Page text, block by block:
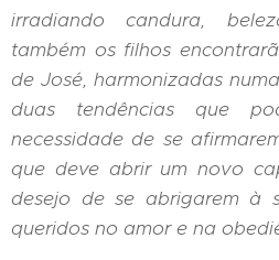
irradiando candura,
também os filhos
de José, harmonizadas
duas tendências que
necessidade de se
que deve abrir um novo
desejo de se abrigarem à
queridos no amor e na obedi